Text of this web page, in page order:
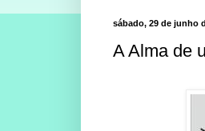
sábado, 29 de junho
A Alma de